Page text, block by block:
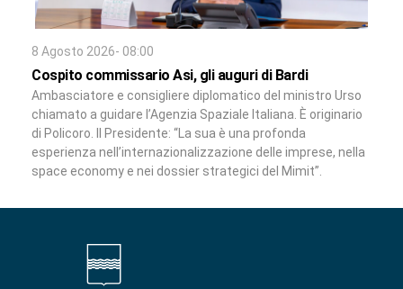
8 Agosto 2026- 08:00
Cospito commissario Asi, gli auguri di Bardi
Ambasciatore e consigliere diplomatico del ministro Urso
chiamato a guidare l’Agenzia Spaziale Italiana. È originario
di Policoro. Il Presidente: “La sua è una profonda
esperienza nell’internazionalizzazione delle imprese, nella
space economy e nei dossier strategici del Mimit”.